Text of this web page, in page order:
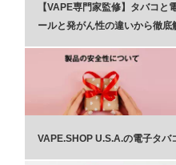
【VAPE専門家監修】タバコと
ールと発がん性の違いから徹底
VAPE.SHOP U.S.A.の電子タバ